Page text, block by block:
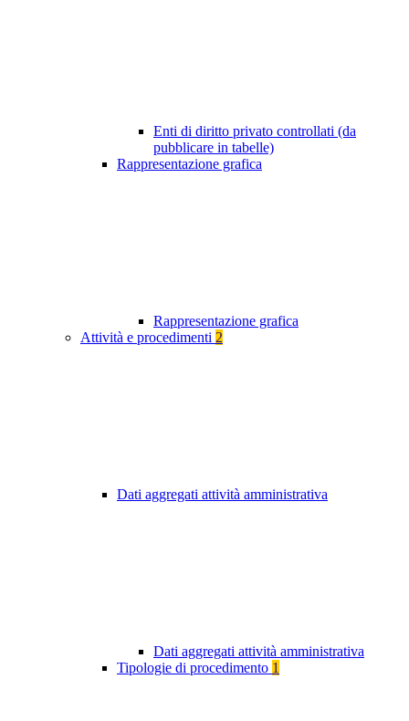
Enti di diritto privato controllati (da
pubblicare in tabelle)
Rappresentazione grafica
Rappresentazione grafica
Attività e procedimenti 2
Dati aggregati attività amministrativa
Dati aggregati attività amministrativa
Tipologie di procedimento 1